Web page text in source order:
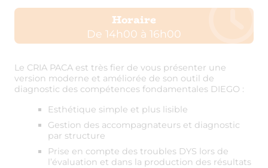
Horaire
De 14h00 à 16h00
Le CRIA PACA est très fier de vous présenter une
version moderne et améliorée de son outil de
diagnostic des compétences fondamentales DIEGO :
Esthétique simple et plus lisible
Gestion des accompagnateurs et diagnostic
par structure
Prise en compte des troubles DYS lors de
l’évaluation et dans la production des résultats